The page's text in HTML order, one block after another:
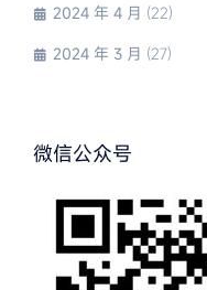
2024 年 4 月 (22)
2024 年 3 月 (27)
微信公众号